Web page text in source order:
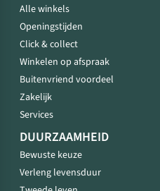
Alle winkels
Openingstijden
Click & collect
Winkelen op afspraak
Buitenvriend voordeel
Zakelijk
Services
DUURZAAMHEID
Bewuste keuze
Verleng levensduur